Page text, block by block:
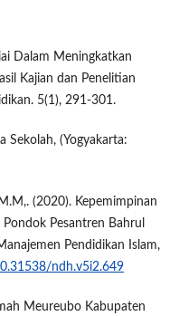
Dalam Meningkatkan
Kajian dan Penelitian
5(1), 291-301.
Sekolah, (Yogyakarta:
(2020). Kepemimpinan
Pesantren Bahrul
Pendidikan Islam,
ndh.v5i2.649
Meureubo Kabupaten